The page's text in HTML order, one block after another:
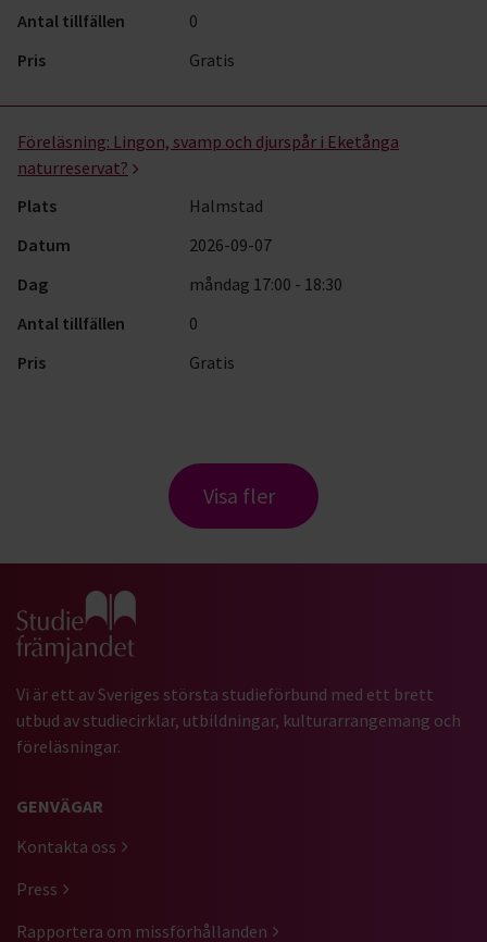
Antal tillfällen
0
Pris
Gratis
Föreläsning: Lingon, svamp och djurspår i Eketånga
naturreservat?
Plats
Halmstad
Datum
2026-09-07
Dag
måndag 17:00 - 18:30
Antal tillfällen
0
Pris
Gratis
Visa fler
Gå till studiefrämjandets startsida
Vi är ett av Sveriges största studieförbund med ett brett
utbud av studiecirklar, utbildningar, kulturarrangemang och
föreläsningar.
GENVÄGAR
Kontakta oss
Press
Rapportera om missförhållanden